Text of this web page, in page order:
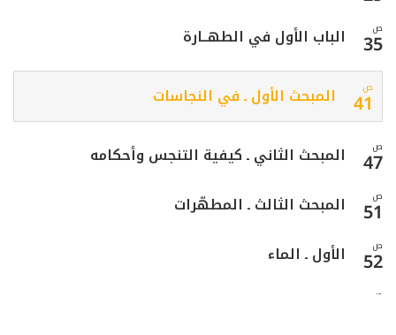
ص
35 الباب الأول في الطهــارة
ص
41 المبحث الأول ـ في النجاسات
ص
47 المبحث الثاني ـ كيفية التنجس وأحكامه
ص
51 المبحث الثالث ـ المطهّرات
ص
52 الأول ـ الماء
ص